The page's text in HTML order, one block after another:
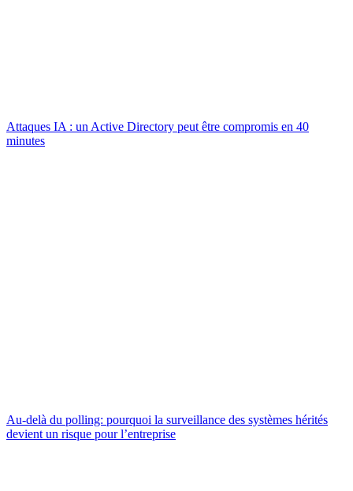
Attaques IA : un Active Directory peut être compromis en 40
minutes
Au-delà du polling: pourquoi la surveillance des systèmes hérités
devient un risque pour l’entreprise